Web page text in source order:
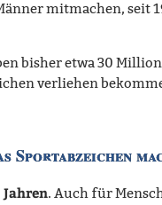
mitmachen, seit
bisher etwa 30
verliehen
Sportabzeichen
Jahren. Auch für